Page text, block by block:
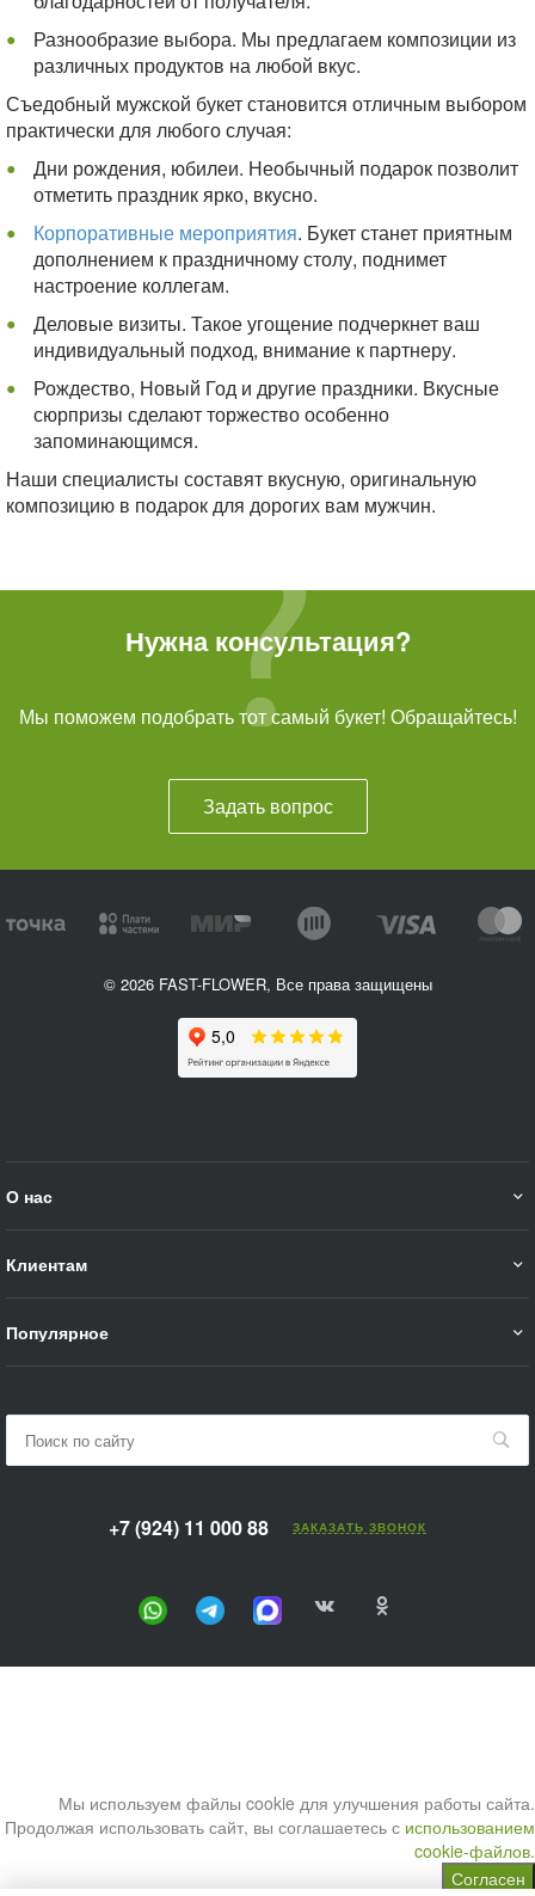
Разнообразие выбора. Мы предлагаем композиции из
различных продуктов на любой вкус.
Съедобный мужской букет становится отличным выбором
практически для любого случая:
Дни рождения, юбилеи. Необычный подарок позволит
отметить праздник ярко, вкусно.
Корпоративные мероприятия. Букет станет приятным
дополнением к праздничному столу, поднимет
настроение коллегам.
Деловые визиты. Такое угощение подчеркнет ваш
индивидуальный подход, внимание к партнеру.
Рождество, Новый Год и другие праздники. Вкусные
сюрпризы сделают торжество особенно
запоминающимся.
Наши специалисты составят вкусную, оригинальную
композицию в подарок для дорогих вам мужчин.
Нужна консультация?
Мы поможем подобрать тот самый букет! Обращайтесь!
Задать вопрос
© 2026 FAST-FLOWER, Все права защищены
О нас
Клиентам
Популярное
+7 (924) 11 000 88 ЗАКАЗАТЬ ЗВОНОК
Мы используем файлы cookie для улучшения работы сайта.
Продолжая использовать сайт, вы соглашаетесь с использованием
cookie-файлов.
Согласен